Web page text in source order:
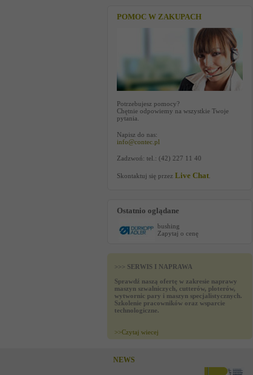
POMOC W ZAKUPACH
Potrzebujesz pomocy?
Chętnie odpowiemy na wszystkie Twoje
pytania.
Napisz do nas:
info@contec.pl
Zadzwoń: tel.: (42) 227 11 40
Skontaktuj się przez Live Chat
Ostatnio oglądane
bushing
Zapytaj o cenę
>>> SERWIS I NAPRAWA
Sprawdź naszą ofertę w zakresie naprawy
maszyn szwalniczych, cutterów, ploterów,
wytwornic pary i maszyn specjalistycznych.
Szkolenie pracowników oraz wsparcie
technologiczne.
>>Czytaj wiecej
NEWS